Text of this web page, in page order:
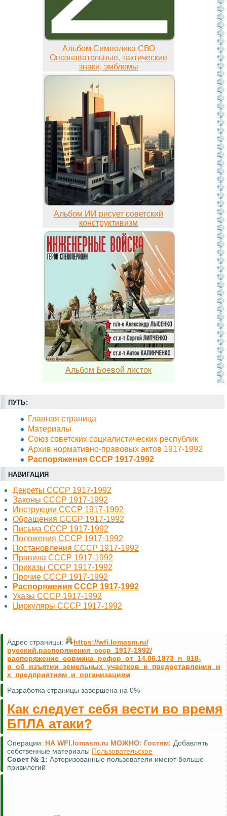
Альбом Символика СВО
Опознавательные, тактические
знаки, эмблемы
Альбом ИИ рисует советский
конструктивизм
Альбом Боевой листок
ПУТЬ:
Главная страница
Материалы
Союз советских социалистических республик
Архив нормативно-правовых актов 1917-1992
Распоряжения СССР 1917-1992
НАВИГАЦИЯ
Декреты СССР 1917-1992
Законы СССР 1917-1992
Инструкции СССР 1917-1992
Обращения СССР 1917-1992
Письма СССР 1917-1992
Положения СССР 1917-1992
Постановления СССР 1917-1992
Правила СССР 1917-1992
Приказы СССР 1917-1992
Прочие СССР 1917-1992
Распоряжения СССР 1917-1992
Указы СССР 1917-1992
Циркуляры СССР 1917-1992
Адрес страницы:
https://wfi.lomasm.ru/
русский.распоряжения_ссср_1917-1992/
распоряжение_совмина_рсфср_от_14.06.1973_n_818-
р_об_изъятии_земельных_участков_и_предоставлении_и
х_предприятиям_и_организациям
Разработка страницы завершена на 0%
Как следует себя вести во время
БПЛА атаки?
Операции: НА WFI.lomasm.ru МОЖНО: Гостям: Добавлять
собственные материалы Пользовательское
Совет № 1: Авторизованные пользователи имеют больше
привилегий